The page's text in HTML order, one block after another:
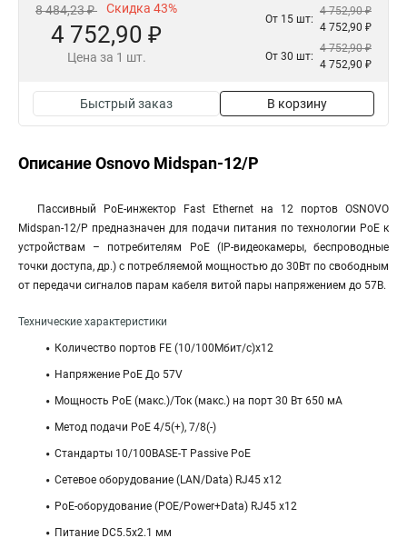
8 484,23 ₽ Скидка 43%
4 752,90 ₽
Цена за 1 шт.
От 15 шт:
4 752,90 ₽
4 752,90 ₽
От 30 шт:
4 752,90 ₽
4 752,90 ₽
Быстрый заказ В корзину
Описание Osnovo Midspan-12/P
Пассивный PoE-инжектор Fast Ethernet на 12 портов OSNOVO
Midspan-12/P предназначен для подачи питания по технологии PoE к
устройствам – потребителям PoE (IP-видеокамеры, беспроводные
точки доступа, др.) с потребляемой мощностью до 30Вт по свободным
от передачи сигналов парам кабеля витой пары напряжением до 57В.
Технические характеристики
Количество портов FE (10/100Мбит/с)х12
Напряжение PoE До 57V
Мощность РоЕ (макс.)/Ток (макс.) на порт 30 Вт 650 мА
Метод подачи PoE 4/5(+), 7/8(-)
Стандарты 10/100BASE-T Passive PoE
Сетевое оборудование (LAN/Data) RJ45 x12
PoE-оборудование (POE/Power+Data) RJ45 x12
Питание DC5.5х2.1 мм